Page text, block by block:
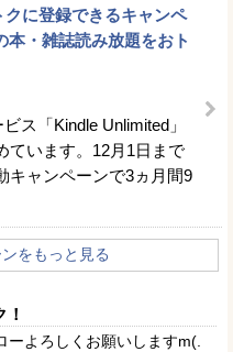
に登録できるキャンペ
・雑誌読み放題をおト
ス「Kindle Unlimited」
ています。12月1日まで
キャンペーンで3ヵ月間9
をもっと見る
ーよろしくお願いしますm(.